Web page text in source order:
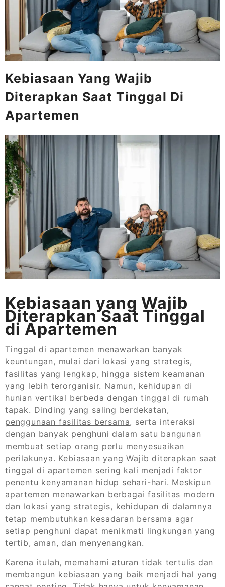
Kebiasaan Yang Wajib
Diterapkan Saat Tinggal Di
Apartemen
Kebiasaan yang Wajib
Diterapkan Saat Tinggal
di Apartemen
Tinggal di apartemen menawarkan banyak
keuntungan, mulai dari lokasi yang strategis,
fasilitas yang lengkap, hingga sistem keamanan
yang lebih terorganisir. Namun, kehidupan di
hunian vertikal berbeda dengan tinggal di rumah
tapak. Dinding yang saling berdekatan,
penggunaan fasilitas bersama, serta interaksi
dengan banyak penghuni dalam satu bangunan
membuat setiap orang perlu menyesuaikan
perilakunya. Kebiasaan yang Wajib diterapkan saat
tinggal di apartemen sering kali menjadi faktor
penentu kenyamanan hidup sehari-hari. Meskipun
apartemen menawarkan berbagai fasilitas modern
dan lokasi yang strategis, kehidupan di dalamnya
tetap membutuhkan kesadaran bersama agar
setiap penghuni dapat menikmati lingkungan yang
tertib, aman, dan menyenangkan.
Karena itulah, memahami aturan tidak tertulis dan
membangun kebiasaan yang baik menjadi hal yang